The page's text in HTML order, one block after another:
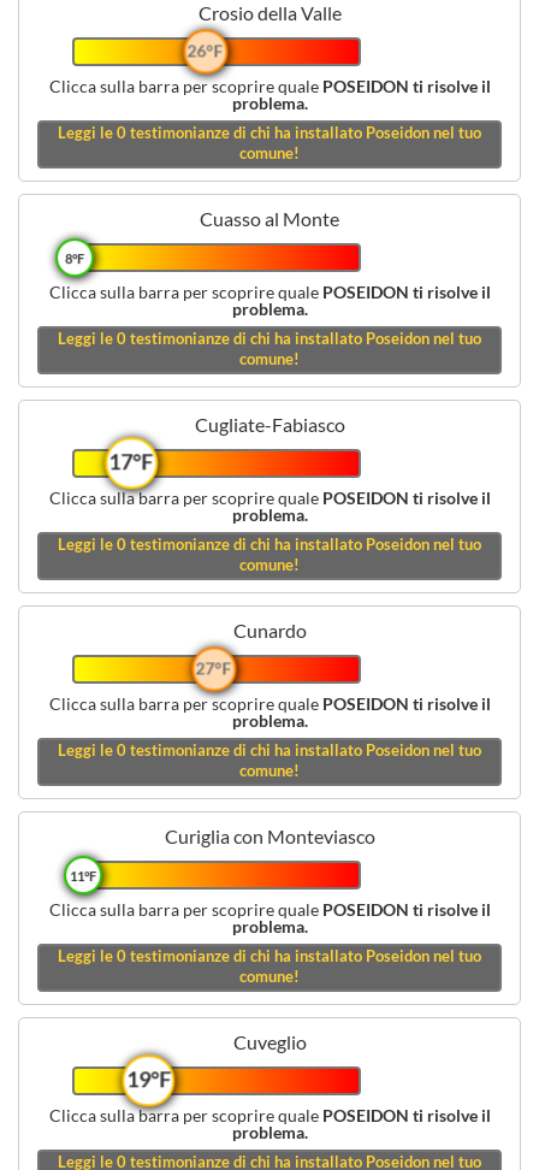
Crosio della Valle
26°F
Clicca sulla barra per scoprire quale POSEIDON ti risolve il
problema.
Leggi le0testimonianze di chi ha installato Poseidon nel tuo
comune!
Cuasso al Monte
8°F
Clicca sulla barra per scoprire quale POSEIDON ti risolve il
problema.
Leggi le0testimonianze di chi ha installato Poseidon nel tuo
comune!
Cugliate-Fabiasco
17°F
Clicca sulla barra per scoprire quale POSEIDON ti risolve il
problema.
Leggi le0testimonianze di chi ha installato Poseidon nel tuo
comune!
Cunardo
27°F
Clicca sulla barra per scoprire quale POSEIDON ti risolve il
problema.
Leggi le0testimonianze di chi ha installato Poseidon nel tuo
comune!
Curiglia con Monteviasco
11°F
Clicca sulla barra per scoprire quale POSEIDON ti risolve il
problema.
Leggi le0testimonianze di chi ha installato Poseidon nel tuo
comune!
Cuveglio
19°F
Clicca sulla barra per scoprire quale POSEIDON ti risolve il
problema.
Leggi le0testimonianze di chi ha installato Poseidon nel tuo